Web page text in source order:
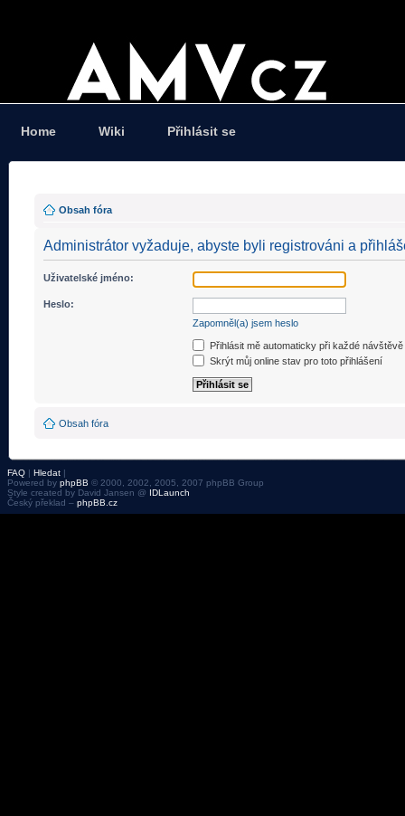
Home Wiki Přihlásit se
Obsah fóra
Administrátor vyžaduje, abyste byli registrováni a
Uživatelské jméno:
Heslo:
Zapomněl(a) jsem heslo
Přihlásit mě automaticky při každé návštěvě
Skrýt můj online stav pro toto přihlášení
Obsah fóra
FAQ | Hledat |
Powered by phpBB © 2000, 2002, 2005, 2007 phpBB Group
Style created by David Jansen @ IDLaunch
Český překlad – phpBB.cz